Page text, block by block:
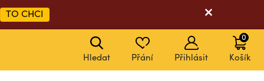
TO CHCI
Hledat Přání Přihlásit Košík
0